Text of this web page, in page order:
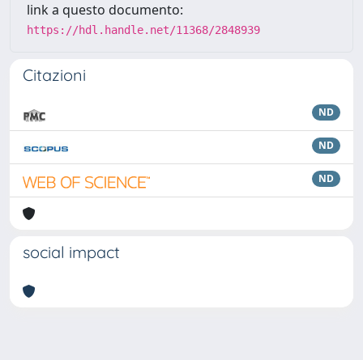
link a questo documento:
https://hdl.handle.net/11368/2848939
Citazioni
ND
ND
ND
social impact